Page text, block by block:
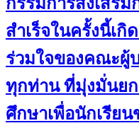
สำเร็จในครั้งนี้เ
ร่วมใจของคณะผู้
ทุกท่าน ที่มุ่งมั่นย
ศึกษาเพื่อนักเรียน